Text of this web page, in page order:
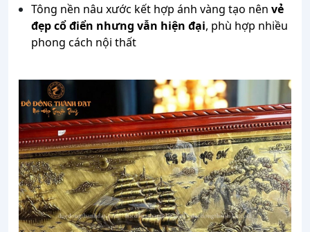
Tông nền nâu xước kết hợp ánh vàng tạo nên vẻ
đẹp cổ điển nhưng vẫn hiện đại, phù hợp nhiều
phong cách nội thất